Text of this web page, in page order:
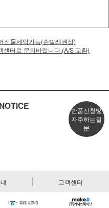
신물세탁가능(손빨래권장)
터로 문의바랍니다.(A/S 교환)
NOTICE
반품신청및
자주하는질
문
고객센터